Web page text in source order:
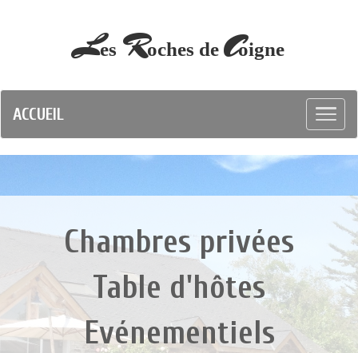
Les Roches de Coigne
ACCUEIL
Chambres privées
Table d'hôtes
Evénementiels